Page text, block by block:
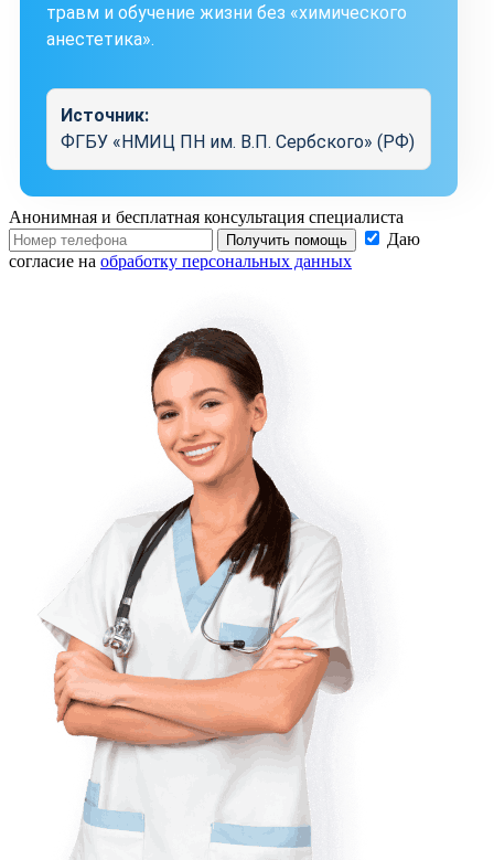
травм и обучение жизни без «химического
анестетика».
Источник:
ФГБУ «НМИЦ ПН им. В.П. Сербского» (РФ)
Анонимная и бесплатная консультация специалиста
Получить помощь
Даю
согласие на обработку персональных данных